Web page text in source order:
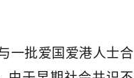
一批爱国爱港人士合